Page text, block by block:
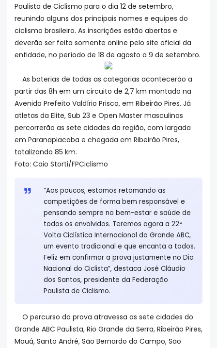
Paulista de Ciclismo para o dia 12 de setembro,
reunindo alguns dos principais nomes e equipes do
ciclismo brasileiro. As inscrições estão abertas e
deverão ser feita somente online pelo site oficial da
entidade, no período de 18 de agosto a 9 de setembro.
As baterias de todas as categorias acontecerão a
partir das 8h em um circuito de 2,7 km montado na
Avenida Prefeito Valdírio Prisco, em Ribeirão Pires. Já
atletas da Elite, Sub 23 e Open Master masculinas
percorrerão as sete cidades da região, com largada
em Paranapiacaba e chegada em Ribeirão Pires,
totalizando 85 km.
Foto: Caio Storti/FPCiclismo
“Aos poucos, estamos retomando as
competições de forma bem responsável e
pensando sempre no bem-estar e saúde de
todos os envolvidos. Teremos agora a 22ª
Volta Ciclística Internacional do Grande ABC,
um evento tradicional e que encanta a todos.
Feliz em confirmar a prova justamente no Dia
Nacional do Ciclista”, destaca José Cláudio
dos Santos, presidente da Federação
Paulista de Ciclismo.
O percurso da prova atravessa as sete cidades do
Grande ABC Paulista, Rio Grande da Serra, Ribeirão Pires,
Mauá, Santo André, São Bernardo do Campo, São